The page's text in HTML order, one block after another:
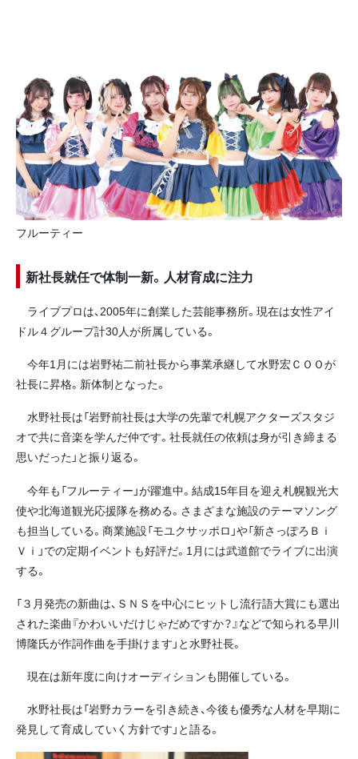
フルーティー
新社長就任で体制一新。人材育成に注力
ライブプロは、2005年に創業した芸能事務所。現在は女性アイ
ドル４グループ計30人が所属している。
今年1月には岩野祐二前社長から事業承継して水野宏ＣＯＯが
社長に昇格。新体制となった。
水野社長は「岩野前社長は大学の先輩で札幌アクターズスタジ
オで共に音楽を学んだ仲です。社長就任の依頼は身が引き締まる
思いだった」と振り返る。
今年も「フルーティー」が躍進中。結成15年目を迎え札幌観光大
使や北海道観光応援隊を務める。さまざまな施設のテーマソング
も担当している。商業施設「モユクサッポロ」や「新さっぽろＢｉ
Ｖｉ」での定期イベントも好評だ。1月には武道館でライブに出演
する。
「３月発売の新曲は、ＳＮＳを中心にヒットし流行語大賞にも選出
された楽曲『かわいいだけじゃだめですか？』などで知られる早川
博隆氏が作詞作曲を手掛けます」と水野社長。
現在は新年度に向けオーディションも開催している。
水野社長は「岩野カラーを引き続き、今後も優秀な人材を早期に
発見して育成していく方針です」と語る。